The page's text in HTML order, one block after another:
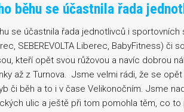
běhu se účastnila řada
se účastnila řada jednotlivců i sportovních
SEBEREVOLTA Liberec, BabyFitness) či
kteří opět svou růžovou a navíc dobrou
až z Turnova. Jsme velmi rádi, že se
či běh a to i v čase Velikonočním. Jsme
ulic a ještě při tom pomohla těm, co to